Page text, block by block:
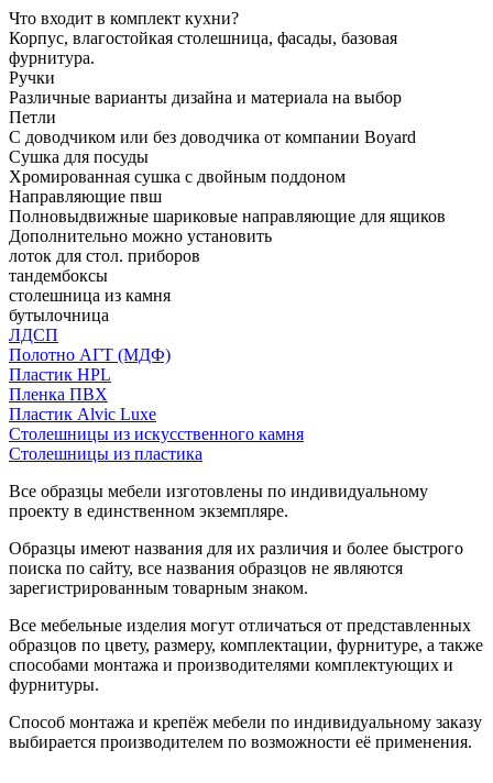
Что входит в комплект кухни?
Корпус, влагостойкая столешница, фасады, базовая
фурнитура.
Ручки
Различные варианты дизайна и материала на выбор
Петли
С доводчиком или без доводчика от компании Boyard
Сушка для посуды
Хромированная сушка с двойным поддоном
Направляющие пвш
Полновыдвижные шариковые направляющие для ящиков
Дополнительно можно установить
лоток для стол. приборов
тандембоксы
столешница из камня
бутылочница
ЛДСП
Полотно АГТ (МДФ)
Пластик HPL
Пленка ПВХ
Пластик Alvic Luxe
Столешницы из искусственного камня
Столешницы из пластика
Все образцы мебели изготовлены по индивидуальному
проекту в единственном экземпляре.
Образцы имеют названия для их различия и более быстрого
поиска по сайту, все названия образцов не являются
зарегистрированным товарным знаком.
Все мебельные изделия могут отличаться от представленных
образцов по цвету, размеру, комплектации, фурнитуре, а также
способами монтажа и производителями комплектующих и
фурнитуры.
Способ монтажа и крепёж мебели по индивидуальному заказу
выбирается производителем по возможности её применения.